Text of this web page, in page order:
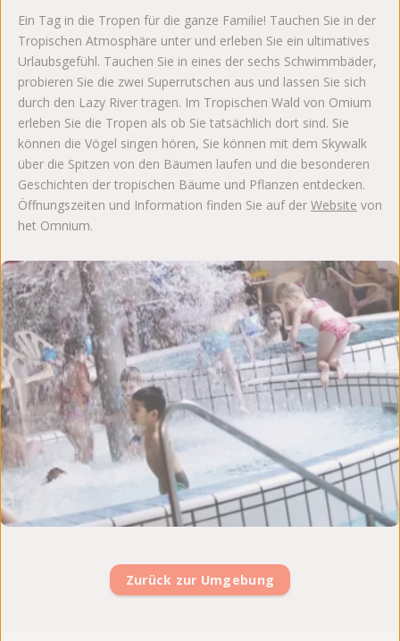
Ein Tag in die Tropen für die ganze Familie! Tauchen Sie in der
Tropischen Atmosphäre unter und erleben Sie ein ultimatives
Urlaubsgefühl. Tauchen Sie in eines der sechs Schwimmbäder,
probieren Sie die zwei Superrutschen aus und lassen Sie sich
durch den Lazy River tragen. Im Tropischen Wald von Omium
erleben Sie die Tropen als ob Sie tatsächlich dort sind. Sie
können die Vögel singen hören, Sie können mit dem Skywalk
über die Spitzen von den Bäumen laufen und die besonderen
Geschichten der tropischen Bäume und Pflanzen entdecken.
Öffnungszeiten und Information finden Sie auf der Website von
het Omnium.
Zurück zur Umgebung